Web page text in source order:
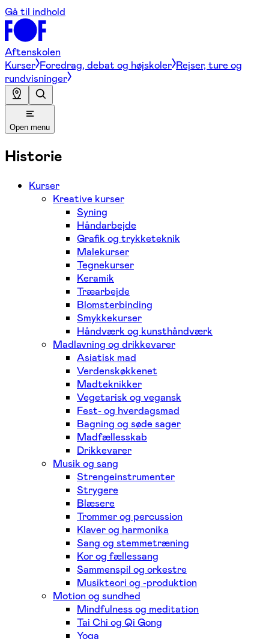
Gå til indhold
Aftenskolen
Kurser Foredrag, debat og højskoler Rejser, ture og
rundvisninger
Open menu
Historie
Kurser
Kreative kurser
Syning
Håndarbejde
Grafik og trykketeknik
Malekurser
Tegnekurser
Keramik
Træarbejde
Blomsterbinding
Smykkekurser
Håndværk og kunsthåndværk
Madlavning og drikkevarer
Asiatisk mad
Verdenskøkkenet
Madteknikker
Vegetarisk og vegansk
Fest- og hverdagsmad
Bagning og søde sager
Madfællesskab
Drikkevarer
Musik og sang
Strengeinstrumenter
Strygere
Blæsere
Trommer og percussion
Klaver og harmonika
Sang og stemmetræning
Kor og fællessang
Sammenspil og orkestre
Musikteori og -produktion
Motion og sundhed
Mindfulness og meditation
Tai Chi og Qi Gong
Yoga